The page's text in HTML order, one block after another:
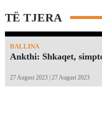
TË TJERA
BALLINA
Ankthi: Shkaqet,
27 August 2023 | 27 August 2023